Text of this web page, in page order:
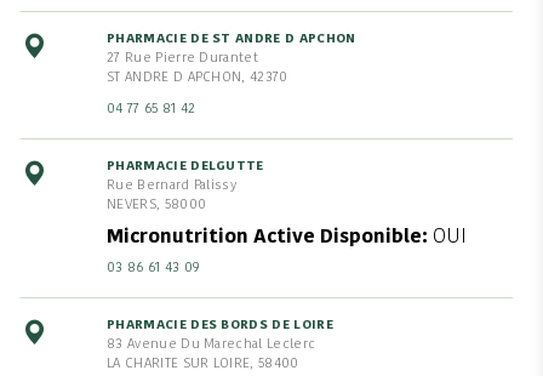
PHARMACIE DE ST ANDRE D APCHON
27 Rue Pierre Durantet
ST ANDRE D APCHON, 42370
04 77 65 81 42
PHARMACIE DELGUTTE
Rue Bernard Palissy
NEVERS, 58000
Micronutrition Active Disponible OUI
03 86 61 43 09
PHARMACIE DES BORDS DE LOIRE
83 Avenue Du Marechal Leclerc
LA CHARITE SUR LOIRE, 58400